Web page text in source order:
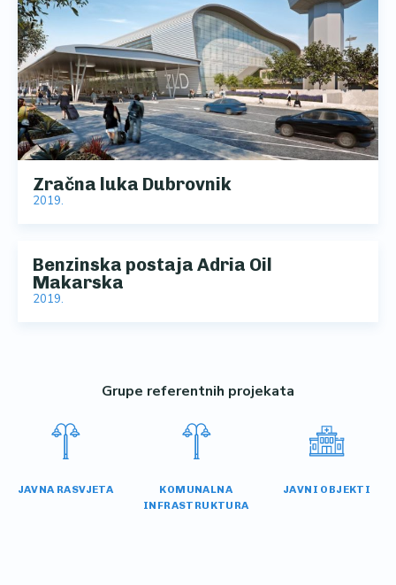
Zračna luka Dubrovnik
2019.
Benzinska postaja Adria Oil
Makarska
2019.
Grupe referentnih projekata
JAVNA RASVJETA
KOMUNALNA
INFRASTRUKTURA
JAVNI OBJEKTI